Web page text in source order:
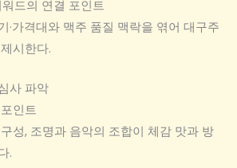
드의 연결 포인트
·가격대와 맥주 품질 맥락을 엮어 대구주
시한다.
사 파악
인트
성, 조명과 음악의 조합이 체감 맛과 방
.